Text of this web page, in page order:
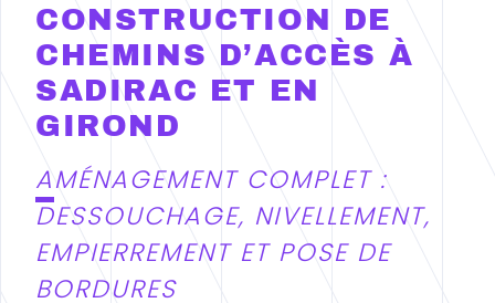
CONSTRUCTION DE
CHEMINS D’ACCÈS À
SADIRAC ET EN
GIROND
AMÉNAGEMENT COMPLET :
DESSOUCHAGE, NIVELLEMENT,
EMPIERREMENT ET POSE DE
BORDURES